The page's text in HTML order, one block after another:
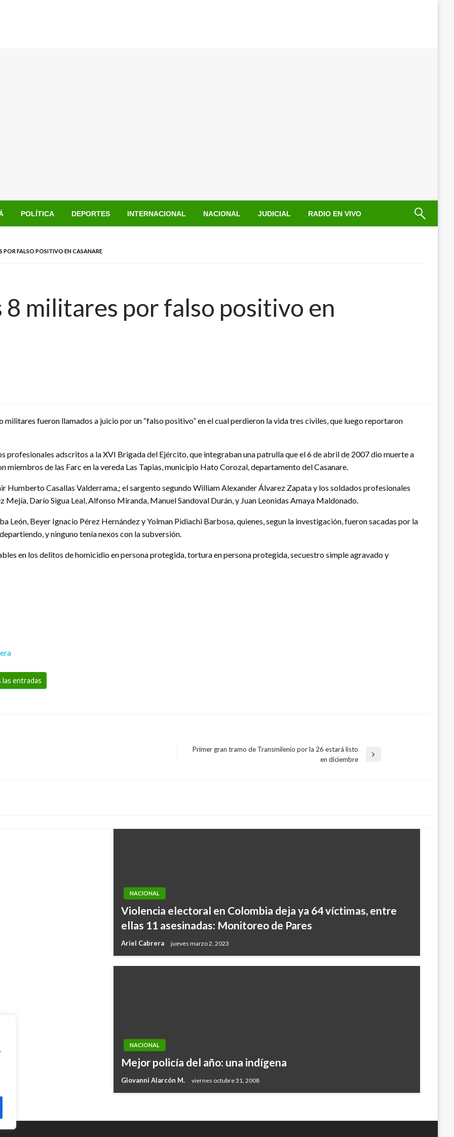
POLÍTICA DEPORTES INTERNACIONAL NACIONAL JUDICIAL RADIO EN VIVO
POR FALSO POSITIVO EN CASANARE
8 militares por falso positivo en
militares fueron llamados a juicio por un “falso positivo” en el cual perdieron la vida tres civiles, que luego reportaron
profesionales adscritos a la XVI Brigada del Ejército, que integraban una patrulla que el 6 de abril de 2007 dio muerte a
miembros de las Farc en la vereda Las Tapias, municipio Hato Corozal, departamento del Casanare.
Humberto Casallas Valderrama,; el sargento segundo William Alexander Álvarez Zapata y los soldados profesionales
Darío Sigua Leal, Alfonso Miranda, Manuel Sandoval Durán, y Juan Leonidas Amaya Maldonado.
León, Beyer Ignacio Pérez Hernández y Yolman Pidiachi Barbosa, quienes, segun la investigación, fueron sacadas por la
y ninguno tenía nexos con la subversión.
en los delitos de homicidio en persona protegida, tortura en persona protegida, secuestro simple agravado y
entradas
Primer gran tramo de Transmilenio por la 26 estará listo
en diciembre
Caquetá
NACIONAL
Violencia electoral en Colombia deja ya 64 víctimas, entre
ellas 11 asesinadas: Monitoreo de Pares
Ariel Cabrera jueves marzo 2, 2023
NACIONAL
Mejor policía del año: una indígena
Giovanni Alarcón M. viernes octubre 31, 2008